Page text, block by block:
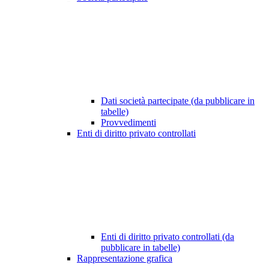
Dati società partecipate (da pubblicare in
tabelle)
Provvedimenti
Enti di diritto privato controllati
Enti di diritto privato controllati (da
pubblicare in tabelle)
Rappresentazione grafica